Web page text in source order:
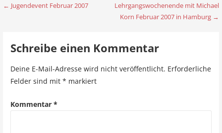
B
a
← Jugendevent Februar 2007
Lehrgangswochenende mit Michael
Korn Februar 2007 in Hamburg →
Schreibe einen Kommentar
Deine E-Mail-Adresse wird nicht veröffentlicht. Erforderliche
Felder sind mit * markiert
Kommentar *